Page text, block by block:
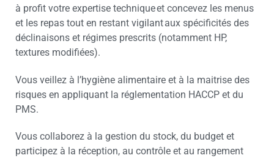
à profit votre expertise technique et concevez les menus
et les repas tout en restant vigilant aux spécificités des
déclinaisons et régimes prescrits (notamment HP,
textures modifiées).
Vous veillez à l’hygiène alimentaire et à la maitrise des
risques en appliquant la réglementation HACCP et du
PMS.
Vous collaborez à la gestion du stock, du budget et
participez à la réception, au contrôle et au rangement